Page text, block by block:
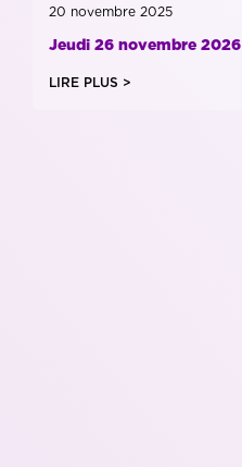
20 novembre 2025
Jeudi 26 novembre 2026
LIRE PLUS >